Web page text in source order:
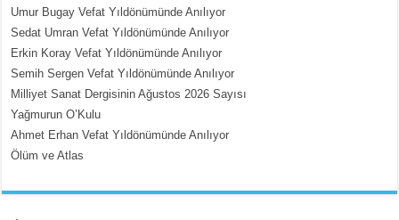
MEHMET ÇOBAN
İçerdeki Put Dışardaki Maskeler...
Umur Bugay Vefat Yıldönümünde Anılıyor
Sedat Umran Vefat Yıldönümünde Anılıyor
Erkin Koray Vefat Yıldönümünde Anılıyor
Semih Sergen Vefat Yıldönümünde Anılıyor
Milliyet Sanat Dergisinin Ağustos 2026 Sayısı
Yağmurun O’Kulu
Ahmet Erhan Vefat Yıldönümünde Anılıyor
Ölüm ve Atlas